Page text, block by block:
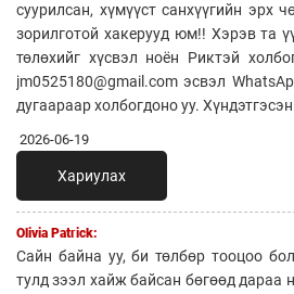
суурилсан, хүмүүст санхүүгийн эрх
зорилготой хакерууд юм!! Хэрэв та
төлөхийг хүсвэл ноён Риктэй
jm0525180@gmail.com эсвэл
дугаараар холбогдоно уу.
2026-06-19
Хариулах
Olivia Patrick:
Сайн байна уу, би төлбөр тооцоо
тулд зээл хайж байсан бөгөөд дараа